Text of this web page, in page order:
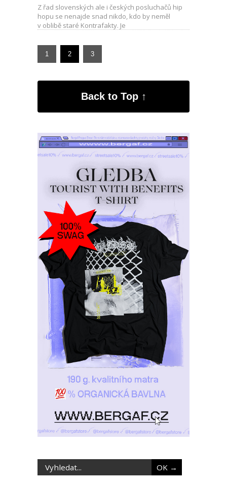
Z řad slovenských ale i českých posluchačů hip
hopu se nenajde snad nikdo, kdo by neměl
v oblibě staré Kontrafakty. Je
1 2 3
Back to Top ↑